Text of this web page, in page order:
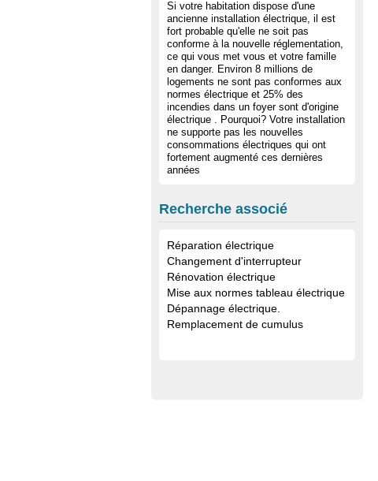
Si votre habitation dispose d'une
ancienne installation électrique, il est
fort probable qu'elle ne soit pas
conforme à la nouvelle réglementation,
ce qui vous met vous et votre famille
en danger. Environ 8 millions de
logements ne sont pas conformes aux
normes électrique et 25% des
incendies dans un foyer sont d'origine
électrique . Pourquoi? Votre installation
ne supporte pas les nouvelles
consommations électriques qui ont
fortement augmenté ces dernières
années
Recherche associé
Réparation électrique
Changement d'interrupteur
Rénovation électrique
Mise aux normes tableau électrique
Dépannage électrique.
Remplacement de cumulus